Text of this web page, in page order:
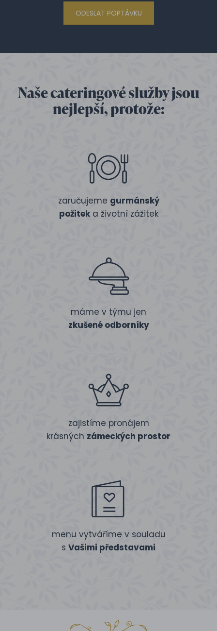
ODESLAT POPTÁVKU
Naše cateringové služby jsou
nejlepší, protože:
zaručujeme gurmánský
požiteka životní zážitek
máme v týmu jen
zkušené odborníky
zajistíme pronájem
krásných zámeckých prostor
menu vytváříme v souladu
s Vašimi představami